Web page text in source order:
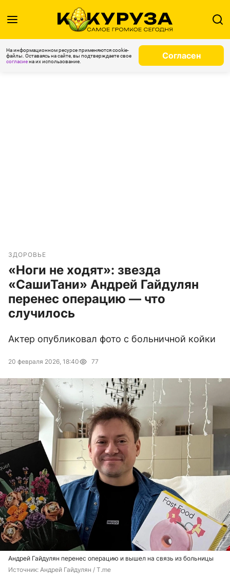
На информационном ресурсе применяются cookie-
файлы. Оставаясь на сайте, вы подтверждаете свое
согласиена их использование.
Согласен
ЗДОРОВЬЕ
«Ноги не ходят»: звезда
«СашиТани» Андрей Гайдулян
перенес операцию — что
случилось
Актер опубликовал фото с больничной койки
20 февраля 2026, 18:40 77
Андрей Гайдулян перенес операцию и вышел на связь из больницы
Источник: Андрей Гайдулян / T.me